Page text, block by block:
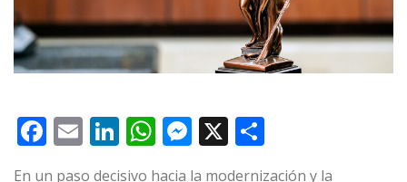
F E
m
Li
n
W M
e
X
En un paso decisivo hacia la modernización y la